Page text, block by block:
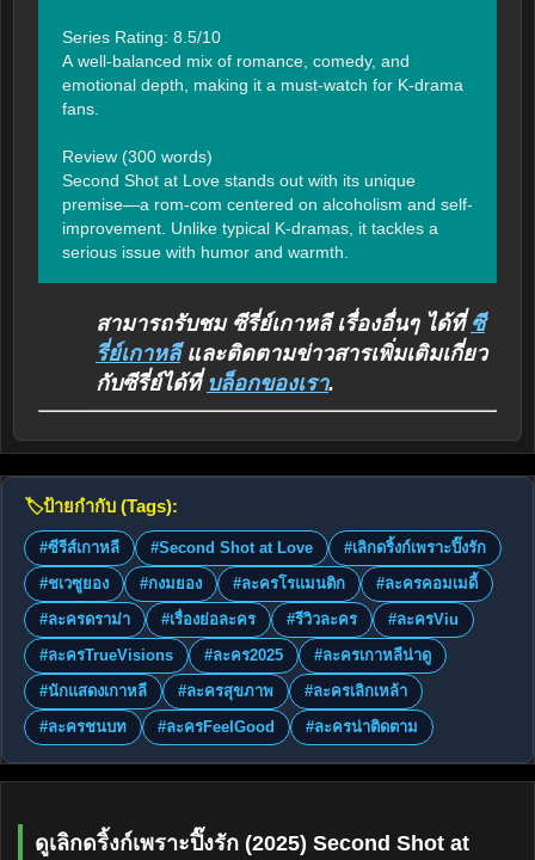
Series Rating: 8.5/10
A well-balanced mix of romance, comedy, and
emotional depth, making it a must-watch for K-drama
fans.
Review (300 words)
Second Shot at Love stands out with its unique
premise—a rom-com centered on alcoholism and self-
improvement. Unlike typical K-dramas, it tackles a
serious issue with humor and warmth.
สามารถรับชม ซีรี่ย์เกาหลี เรื่องอื่นๆ ได้ที่ ซี
รี่ย์เกาหลีและติดตามข่าวสารเพิ่มเติมเกี่ยว
กับซีรี่ย์ได้ที่ บล็อกของเรา.
🏷️ป้ายกำกับ (Tags):
#ซีรีส์เกาหลี #Second Shot at Love
#เลิกดริ้งก์เพราะปิ๊งรัก
#ชเวซูยอง
#กงมยอง #ละครโรแมนติก
#ละครคอมเมดี้
#ละครดราม่า
#เรื่องย่อละคร #รีวิวละคร
#ละครViu
#ละครTrueVisions
#ละคร2025
#ละครเกาหลีน่าดู
#นักแสดงเกาหลี
#ละครสุขภาพ
#ละครเลิกเหล้า
#ละครชนบท
#ละครFeelGood #ละครน่าติดตาม
ดูเลิกดริ้งก์เพราะปิ๊งรัก (2025) Second Shot at